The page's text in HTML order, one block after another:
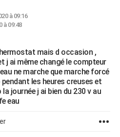
à 09:16
à 09:48
mais d occasion ,
j ai même changé le compteur
ne marche que marche forcé
les heures creuses et
journée j ai bien du 230 v au
eau